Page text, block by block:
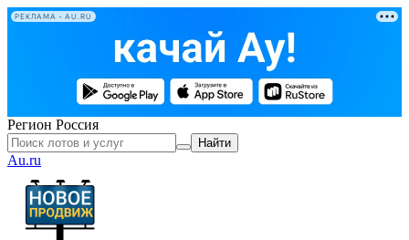
РЕКЛАМА • AU.RU
Регион Россия
Найти
Au.ru